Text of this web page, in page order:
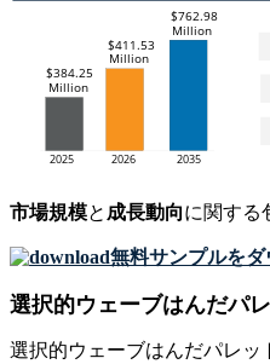
市場規模と成長動向に関する
無料サンプルをダ
選択的ウェーブはんだパ
選択的ウェーブはんだパレッ